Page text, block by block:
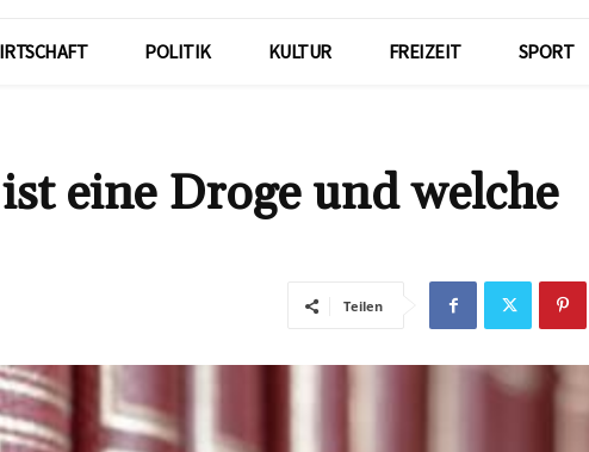
POLITIK KULTUR FREIZEIT SPORT
eine Droge und welche
Teilen